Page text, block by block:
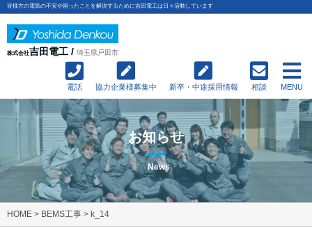
皆様方の電気の不安や困ったことを解決するために吉田電工は日々活動しています
株式会社吉田電工 / 埼玉県戸田市
電話 協力企業様募集中 新卒・中途採用情報 相談 MENU
お知らせ
News
HOME > BEMS工事 > k_14